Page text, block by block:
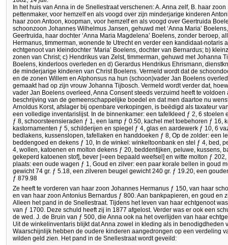
In het huis van Anna in de Snellestraat verschenen: A. Anna zelf, B. haar
pettenmaker, voor hemzelf en als voogd over zijn minderjarige kinderen
haar zoon Antoon, koopman, voor hemzelf en als voogd over Geertruida
schoonzoon Johannes Wilhelmus Jansen, gehuwd met ‘Anna Maria’
Geertruida, haar dochter ‘Anna Maria Magdelena’ Boelens, zonder beroep,
Hermanus, timmerman, wonende te Utrecht en verder een kandidaat-notaris
echtgenoot van kleindochter ‘Maria’ Boelens, dochter van Bernardus; b)
zonen van Christ; c) Hendrikus van Zelst, timmerman, gehuwd met Johanna
Boelens, kinderloos overleden en d) Gerardus Hendrikus Ehrismann,
de minderjarige kinderen van Christ Boelens. Vermeld wordt dat de
en de zonen Willem en Alphonsus na hun (schoon)vader Jan Boelens
gemaakt had op zijn vrouw Johanna Tijbosch. Vermeld wordt verder dat,
vader Jan Boelens overleed, Anna Consent steeds verzuimd heeft te
beschrijving van de gemeenschappelijke boedel en dat men daartoe nu
Arnoldus Korst, afslager bij openbare verkopingen, is beëdigd als taxateur
een volledige inventarislijst. In de binnenkamer: een tafelkleed ƒ 2, 6 stoelen
ƒ 8, schoorsteensieraden ƒ 1, een lamp ƒ 0.50, kachel met toebehoren ƒ 16,
kastornamenten ƒ 5, schilderijen en spiegel ƒ 4, glas en aardewerk ƒ 10, 6
bedlakens, kussenslopen, tafellaken en handdoeken ƒ 8, Op de zolder: een
beddengoed en dekens ƒ 10, In de winkel: winkeltoonbank en stel ƒ 4, bed,
4, wollen, katoenen en molton dekens ƒ 20, beddentijken, peluwe, kussens,
gekeperd katoenen stof], bever [=een bepaald weefsel] en witte molton ƒ
plaats: een oude wagen ƒ 1, Goud en zilver: een paar korale bellen in goud
gewicht 74 gr. ƒ 5.18, een zilveren beugel gewicht 240 gr. ƒ 19.20, een
ƒ 879.98
Ze heeft te vorderen van haar zoon Johannes Hermanus ƒ 150, van haar
en van haar zoon Antonius Bernardus ƒ 800. Aan bankpapieren, en goud en
Alleen het pand in de Snellestraat. Tijdens het leven van haar echtgenoot
van ƒ 1700. Deze schuld heeft zij in 1877 afgelost. Verder was er ook een
de wed. J. de Bruin van ƒ 500, die Anna ook na het overlijden van haar
Uit de winkelinventaris blijkt dat Anna zowel in kleding als in benodigdheden
Waarschijnlijk hebben de oudere kinderen aangedrongen op een verdeling
wilden geld zien. Het pand in de Snellestraat wordt geveild: